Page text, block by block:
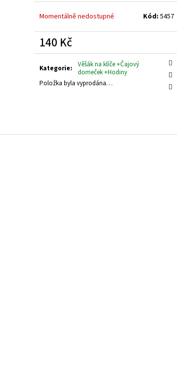
Momentálně nedostupné Kód: 5457
140 Kč
Měrná
Kategorie:
Věšák na klíče +Čajový
domeček +Hodiny
Položka byla vyprodána…